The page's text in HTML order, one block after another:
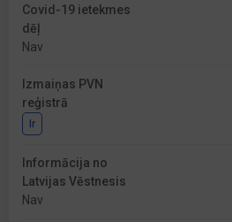
Covid-19 ietekmes
dēļ
Nav
Izmaiņas PVN
reģistrā
Ir
Informācija no
Latvijas Vēstnesis
Nav